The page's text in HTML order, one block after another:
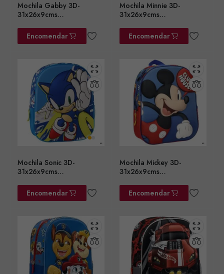
Mochila Gabby 3D-
31x26x9cms
Encomendar
Mochila Minnie 3D-
31x26x9cms
Encomendar
Mochila Sonic 3D-
31x26x9cms
Encomendar
Mochila Mickey 3D-
31x26x9cms
Encomendar